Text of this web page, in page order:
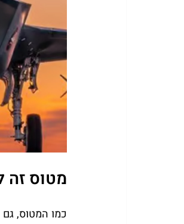
מטוס זה
כמו המטוס, גם